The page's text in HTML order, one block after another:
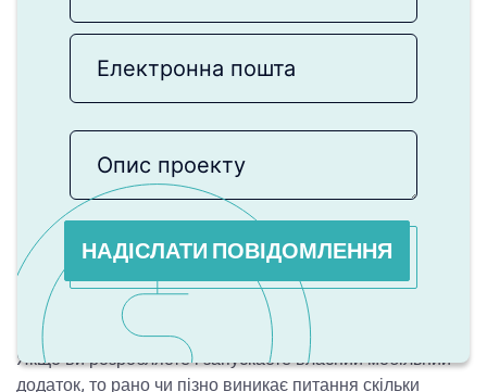
НАДІСЛАТИ ПОВІДОМЛЕННЯ
Якщо ви розробляєте і запускаєте власний мобільний
додаток, то рано чи пізно виникає питання скільки